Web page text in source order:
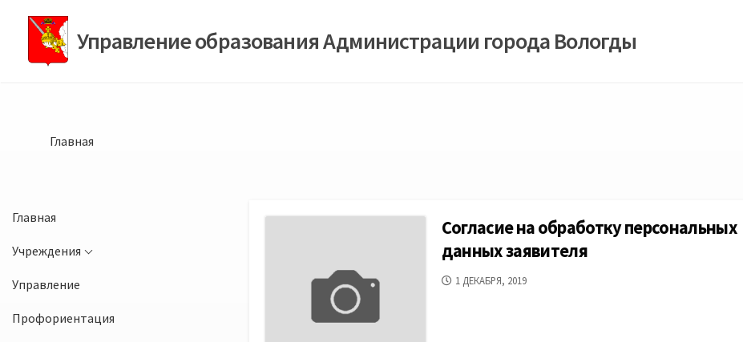
содержимомуУправление образования Администрации города Вологды
Главная
Главная
Учреждения
Управление
Профориентация
Согласие на обработку персональных
данных заявителя
ДАТА
1 ДЕКАБРЯ, 2019